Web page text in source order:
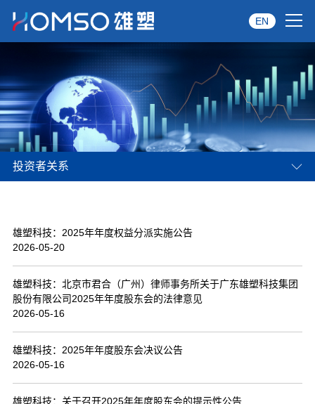
关于雄塑
产品中心
品牌服务
资讯中心
经典案例
联系我们
EN
投资者关系
雄塑科技：2025年年度权益分派实施公告
2026-05-20
雄塑科技：北京市君合（广州）律师事务所关于广东雄塑科技集团
股份有限公司2025年年度股东会的法律意见
2026-05-16
雄塑科技：2025年年度股东会决议公告
2026-05-16
雄塑科技：关于召开2025年年度股东会的提示性公告